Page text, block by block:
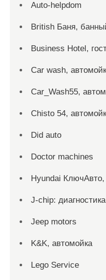
Auto-helpdom
British Баня,
Business Hotel,
Car wash,
Car_Wash55,
Chisto 54,
Did auto
Doctor machines
Hyundai КлючАвто,
J-chip:
Jeep motors
K&K, автомойка
Lego Service